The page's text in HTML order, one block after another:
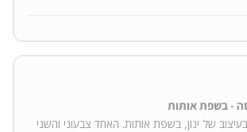
בעיצוב של ינון, בשפת אותות. האחד צבעוני והשני